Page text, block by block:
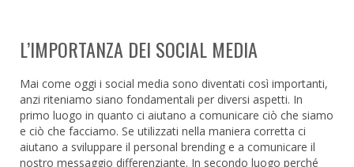
L’IMPORTANZA DEI SOCIAL MEDIA
Mai come oggi i social media sono diventati così importanti,
anzi riteniamo siano fondamentali per diversi aspetti. In
primo luogo in quanto ci aiutano a comunicare ciò che siamo
e ciò che facciamo. Se utilizzati nella maniera corretta ci
aiutano a sviluppare il personal brending e a comunicare il
nostro messaggio differenziante. In secondo luogo perché